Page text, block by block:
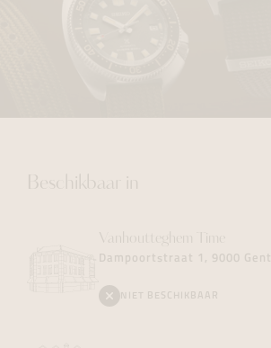
Beschikbaar in
Vanhoutteghem Time
Dampoortstraat 1, 9000 Gent
NIET BESCHIKBAAR